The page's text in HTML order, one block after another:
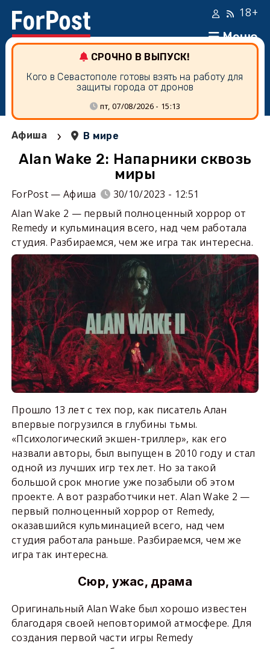
Меню
18+
СРОЧНО В ВЫПУСК!
Кого в Севастополе готовы взять на работу для
защиты города от дронов
пт, 07/08/2026 - 15:13
Афиша › В мире
Alan Wake 2: Напарники сквозь
миры
ForPost — Афиша
30/10/2023 - 12:51
Alan Wake 2 — первый полноценный хоррор от
Remedy и кульминация всего, над чем работала
студия. Разбираемся, чем же игра так интересна.
Прошло 13 лет с тех пор, как писатель Алан
впервые погрузился в глубины тьмы.
«Психологический экшен-триллер», как его
назвали авторы, был выпущен в 2010 году и стал
одной из лучших игр тех лет. Но за такой
большой срок многие уже позабыли об этом
проекте. А вот разработчики нет. Alan Wake 2 —
первый полноценный хоррор от Remedy,
оказавшийся кульминацией всего, над чем
студия работала раньше. Разбираемся, чем же
игра так интересна.
Сюр, ужас, драма
Оригинальный Alan Wake был хорошо известен
благодаря своей неповторимой атмосфере. Для
создания первой части игры Remedy